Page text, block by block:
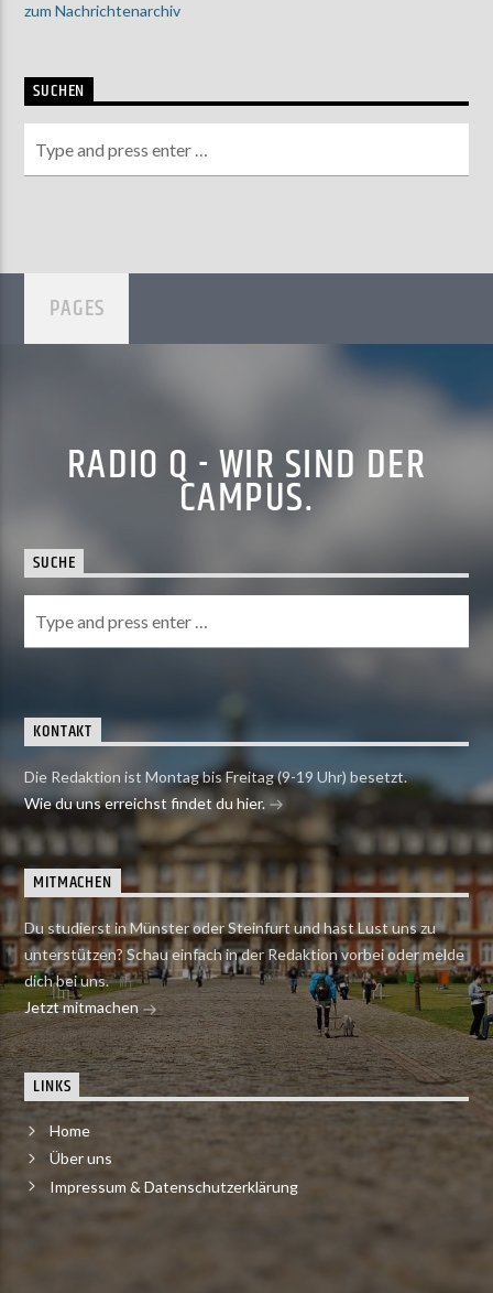
zum Nachrichtenarchiv
SUCHEN
PAGES
RADIO Q - WIR SIND DER
CAMPUS.
SUCHE
KONTAKT
Die Redaktion ist Montag bis Freitag (9-19 Uhr) besetzt.
Wie du uns erreichst findet du hier.
MITMACHEN
Du studierst in Münster oder Steinfurt und hast Lust uns zu
unterstützen? Schau einfach in der Redaktion vorbei oder melde
dich bei uns.
Jetzt mitmachen
LINKS
Home
Über uns
Impressum & Datenschutzerklärung